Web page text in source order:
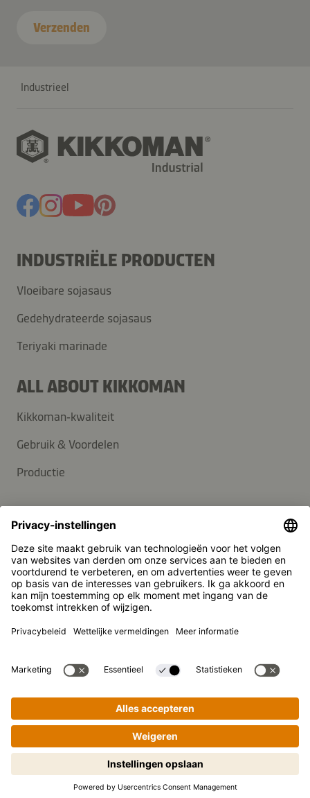
Verzenden
Industrieel
INDUSTRIËLE PRODUCTEN
Vloeibare sojasaus
Gedehydrateerde sojasaus
Teriyaki marinade
ALL ABOUT KIKKOMAN
Kikkoman‑kwaliteit
Gebruik & Voordelen
Productie
SUPPORT
Contact
FAQ
Media
Corporation, Japan.
© Kikkoman Trading Europe GmbH 2023 – 2026
Opgenomen in het handelsregister bij het kantongerecht
Düsseldorf HRB 35856
Privacy-instellingen
Wettelijke kennisgeving
Privacyverklaring